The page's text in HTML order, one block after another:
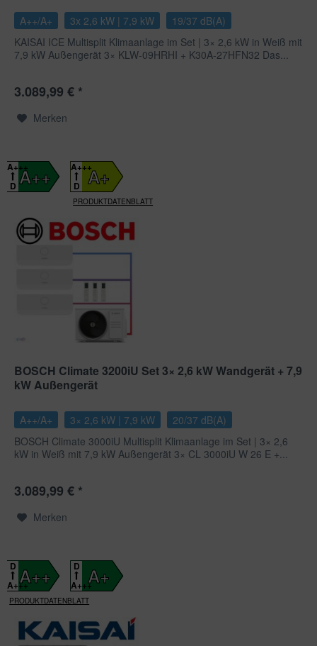
A++/A+ 3x 2,6 kW | 7,9 kW
19/37 dB(A)
KAISAI ICE Multisplit Klimaanlage im Set | 3× 2,6 kW in Weiß mit
7,9 kW Außengerät 3× KLW-09HRHI + K30A-27HFN32 Das...
3.089,99 € *
Merken
A++
A+++
D
A+
A+++
D
PRODUKTDATENBLATT
BOSCH Climate 3200iU Set 3× 2,6 kW Wandgerät + 7,9
kW Außengerät
A++/A+ 3× 2,6 kW | 7,9 kW
20/37 dB(A)
BOSCH Climate 3000iU Multisplit Klimaanlage im Set | 3× 2,6
kW in Weiß mit 7,9 kW Außengerät 3× CL 3000iU W 26 E +...
3.089,99 € *
Merken
A++
D
A+++
PRODUKTDATENBLATT
A+
D
A+++